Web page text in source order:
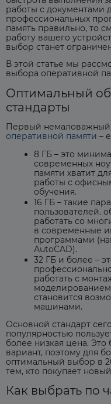
работы с документами
профессиональных
память правильно, то
работу вашего
выбор станет
В этой статье мы
выбора оперативной
Оптимальный
стандарты
Первый
оперативной памяти –
8 ГБ – это
современных
памяти хватит
работы с
обучения.
16 ГБ – такие
пользователей.
работать со
в современные
программами
AutoCAD).
32 ГБ и более –
работать с
становится
машинами.
Основной стандарт
популярностью
более низкая цена.
вариант, поэтому для
оптимальный выбор в
тем, кто покупает
Как выбрать по